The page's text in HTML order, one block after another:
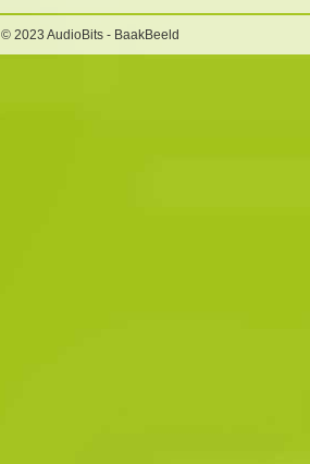
© 2023 AudioBits - BaakBeeld